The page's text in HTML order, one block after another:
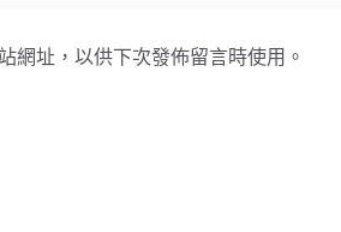
網址，以供下次發佈留言時使用。